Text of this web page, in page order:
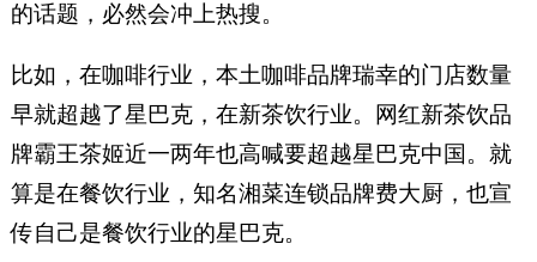
的话题，必然会冲上热搜。
比如，在咖啡行业，本土咖啡品牌瑞幸的门店数量
早就超越了星巴克，在新茶饮行业。网红新茶饮品
牌霸王茶姬近一两年也高喊要超越星巴克中国。就
算是在餐饮行业，知名湘菜连锁品牌费大厨，也宣
传自己是餐饮行业的星巴克。